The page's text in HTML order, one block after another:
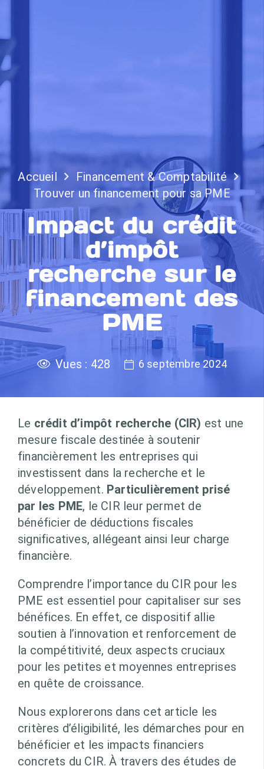
Accueil
Financement & Comptabilité
Trouver un financement pour sa PME
Impact du crédit
d’impôt
recherche sur le
financement des
PME
Vues : 428 6 septembre 2024
Le crédit d’impôt recherche (CIR) est une
mesure fiscale destinée à soutenir
financièrement les entreprises qui
investissent dans la recherche et le
développement. Particulièrement prisé
par les PME, le CIR leur permet de
bénéficier de déductions fiscales
significatives, allégeant ainsi leur charge
financière.
Comprendre l’importance du CIR pour les
PME est essentiel pour capitaliser sur ses
bénéfices. En effet, ce dispositif allie
soutien à l’innovation et renforcement de
la compétitivité, deux aspects cruciaux
pour les petites et moyennes entreprises
en quête de croissance.
Nous explorerons dans cet article les
critères d’éligibilité, les démarches pour en
bénéficier et les impacts financiers
concrets du CIR. À travers des études de